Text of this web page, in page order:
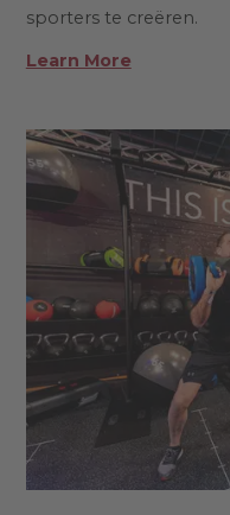
sporters te creëren.
Learn More